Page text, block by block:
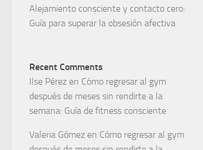
Alejamiento consciente y contacto cero:
Guía para superar la obsesión afectiva
Recent Comments
Ilse Pérez en Cómo regresar al gym
después de meses sin rendirte a la
semana: Guía de fitness consciente
Valeria Gómez en Cómo regresar al gym